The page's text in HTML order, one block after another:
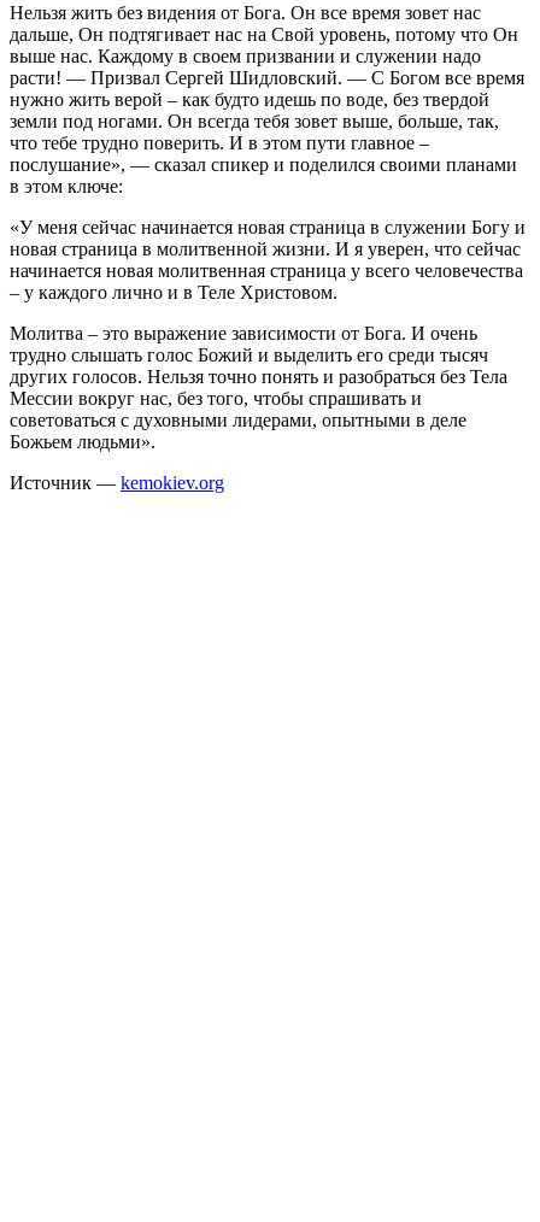
Нельзя жить без видения от Бога. Он все время зовет нас
дальше, Он подтягивает нас на Свой уровень, потому что Он
выше нас. Каждому в своем призвании и служении надо
расти! — Призвал Сергей Шидловский. — С Богом все время
нужно жить верой – как будто идешь по воде, без твердой
земли под ногами. Он всегда тебя зовет выше, больше, так,
что тебе трудно поверить. И в этом пути главное –
послушание», — сказал спикер и поделился своими планами
в этом ключе:
«У меня сейчас начинается новая страница в служении Богу и
новая страница в молитвенной жизни. И я уверен, что сейчас
начинается новая молитвенная страница у всего человечества
– у каждого лично и в Теле Христовом.
Молитва – это выражение зависимости от Бога. И очень
трудно слышать голос Божий и выделить его среди тысяч
других голосов. Нельзя точно понять и разобраться без Тела
Мессии вокруг нас, без того, чтобы спрашивать и
советоваться с духовными лидерами, опытными в деле
Божьем людьми».
Источник — kemokiev.org